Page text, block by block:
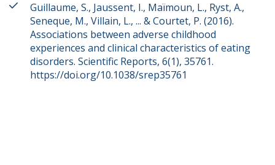
Guillaume, S., Jaussent, I., Maïmoun, L., Ryst, A.,
Seneque, M., Villain, L., ... & Courtet, P. (2016).
Associations between adverse childhood
experiences and clinical characteristics of eating
disorders. Scientific Reports, 6(1), 35761.
https://doi.org/10.1038/srep35761